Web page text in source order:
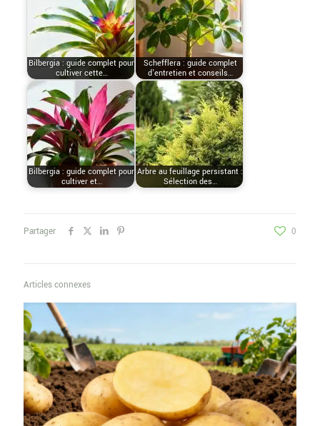
Bilbergia : guide complet pour
cultiver cette…
Schefflera : guide complet
d'entretien et conseils…
Bilbergia : guide complet pour
cultiver et…
Arbre au feuillage persistant :
Sélection des…
Partager 0
Articles connexes